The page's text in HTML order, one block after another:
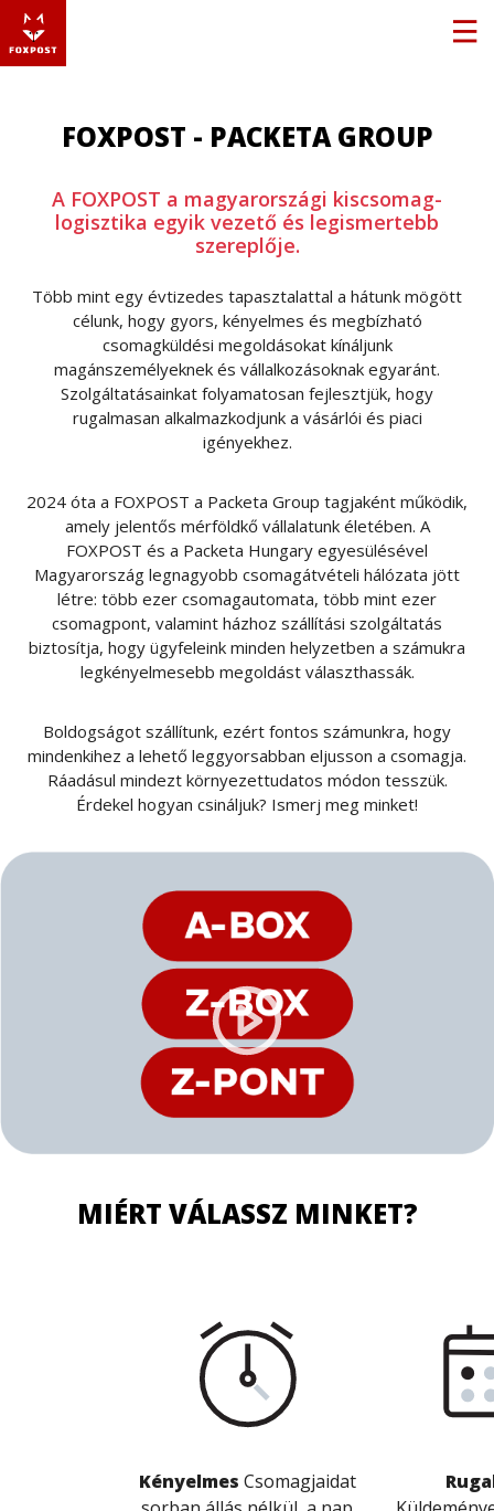
FOXPOST - PACKETA GROUP
A FOXPOST a magyarországi kiscsomag-
logisztika egyik vezető és legismertebb
szereplője.
Több mint egy évtizedes tapasztalattal a hátunk mögött
célunk, hogy gyors, kényelmes és megbízható
csomagküldési megoldásokat kínáljunk
magánszemélyeknek és vállalkozásoknak egyaránt.
Szolgáltatásainkat folyamatosan fejlesztjük, hogy
rugalmasan alkalmazkodjunk a vásárlói és piaci
igényekhez.
2024 óta a FOXPOST a Packeta Group tagjaként működik,
amely jelentős mérföldkő vállalatunk életében. A
FOXPOST és a Packeta Hungary egyesülésével
Magyarország legnagyobb csomagátvételi hálózata jött
létre: több ezer csomagautomata, több mint ezer
csomagpont, valamint házhoz szállítási szolgáltatás
biztosítja, hogy ügyfeleink minden helyzetben a számukra
legkényelmesebb megoldást választhassák.
Boldogságot szállítunk, ezért fontos számunkra, hogy
mindenkihez a lehető leggyorsabban eljusson a csomagja.
Ráadásul mindezt környezettudatos módon tesszük.
Érdekel hogyan csináljuk? Ismerj meg minket!
MIÉRT VÁLASSZ MINKET?
Kényelmes Csomagjaidat